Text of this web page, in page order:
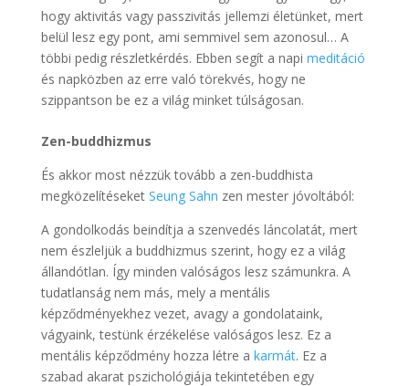
hogy aktivitás vagy passzivitás jellemzi életünket, mert
belül lesz egy pont, ami semmivel sem azonosul… A
többi pedig részletkérdés. Ebben segít a napi meditáció
és napközben az erre való törekvés, hogy ne
szippantson be ez a világ minket túlságosan.
Zen-buddhizmus
És akkor most nézzük tovább a zen-buddhista
megközelítéseket Seung Sahn zen mester jóvoltából:
A gondolkodás beindítja a szenvedés láncolatát, mert
nem észleljük a buddhizmus szerint, hogy ez a világ
állandótlan. Így minden valóságos lesz számunkra. A
tudatlanság nem más, mely a mentális
képződményekhez vezet, avagy a gondolataink,
vágyaink, testünk érzékelése valóságos lesz. Ez a
mentális képződmény hozza létre a karmát. Ez a
szabad akarat pszichológiája tekintetében egy